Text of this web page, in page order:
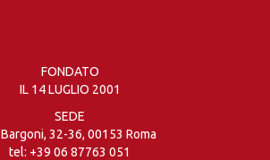
FONDATO
IL 14 LUGLIO 2001
SEDE
32-36, 00153 Roma
tel: +39 06 87763 051